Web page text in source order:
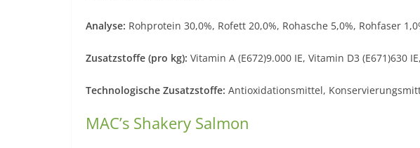
Analyse: Rohprotein 30,0%, Rofett 20,0%, Rohasche 5,0%, Rohfaser
Zusatzstoffe (pro kg): Vitamin A (E672)9.000 IE, Vitamin D3 (E671)630
Technologische Zusatzstoffe: Antioxidationsmittel,
MAC’s Shakery Salmon